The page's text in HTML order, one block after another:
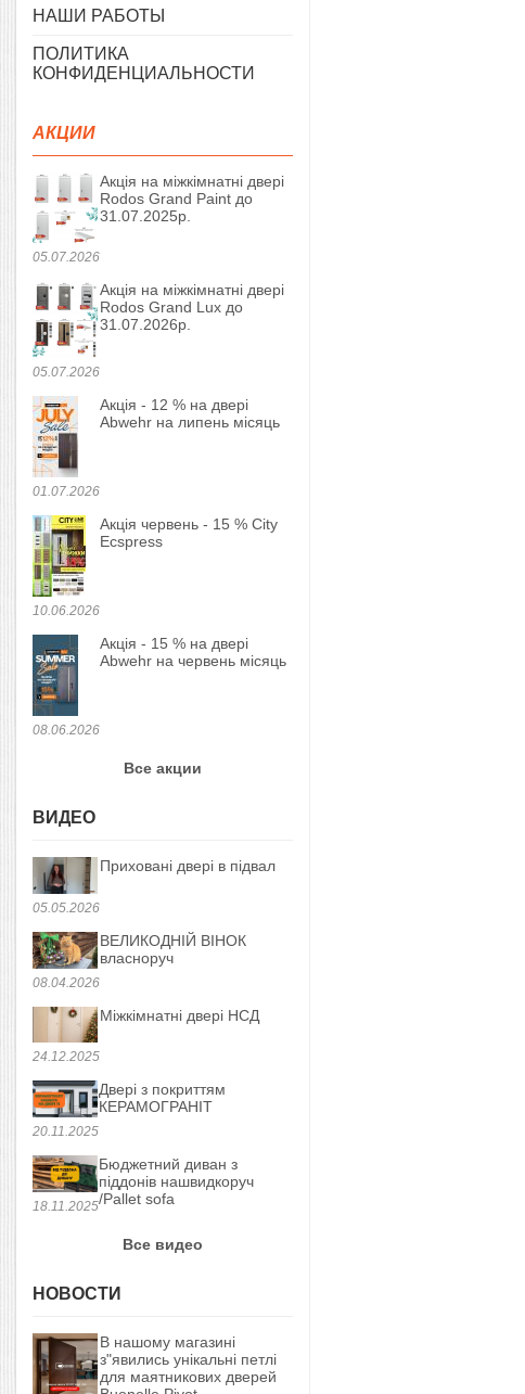
НАШИ РАБОТЫ
ПОЛИТИКА
КОНФИДЕНЦИАЛЬНОСТИ
АКЦИИ
05.07.2026
Акція на міжкімнатні двері
Rodos Grand Paint до
31.07.2025р.
05.07.2026
Акція на міжкімнатні двері
Rodos Grand Lux до
31.07.2026р.
01.07.2026
Акція - 12 % на двері
Abwehr на липень місяць
10.06.2026
Акція червень - 15 % City
Ecspress
08.06.2026
Акція - 15 % на двері
Abwehr на червень місяць
Все акции
ВИДЕО
05.05.2026
Приховані двері в підвал
08.04.2026
ВЕЛИКОДНІЙ ВІНОК
власноруч
24.12.2025
Міжкімнатні двері НСД
20.11.2025
Двері з покриттям
КЕРАМОГРАНІТ
18.11.2025
Бюджетний диван з
піддонів нашвидкоруч
/Pallet sofa
Все видео
НОВОСТИ
В нашому магазині
з"явились унікальні петлі
для маятникових дверей